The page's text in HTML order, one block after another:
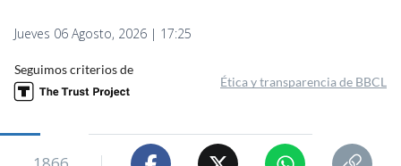
Jueves 06 Agosto, 2026 | 17:25
Seguimos criterios de
Ética y transparencia de BBCL